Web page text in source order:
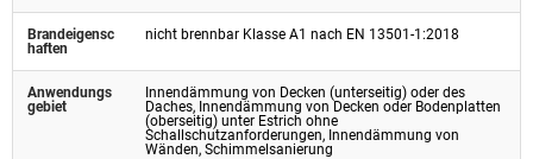
Brandeigensc
haften
nicht brennbar Klasse A1 nach EN 13501-1:2018
Anwendungs
gebiet
Innendämmung von Decken (unterseitig) oder des
Daches, Innendämmung von Decken oder Bodenplatten
(oberseitig) unter Estrich ohne
Schallschutzanforderungen, Innendämmung von
Wänden, Schimmelsanierung